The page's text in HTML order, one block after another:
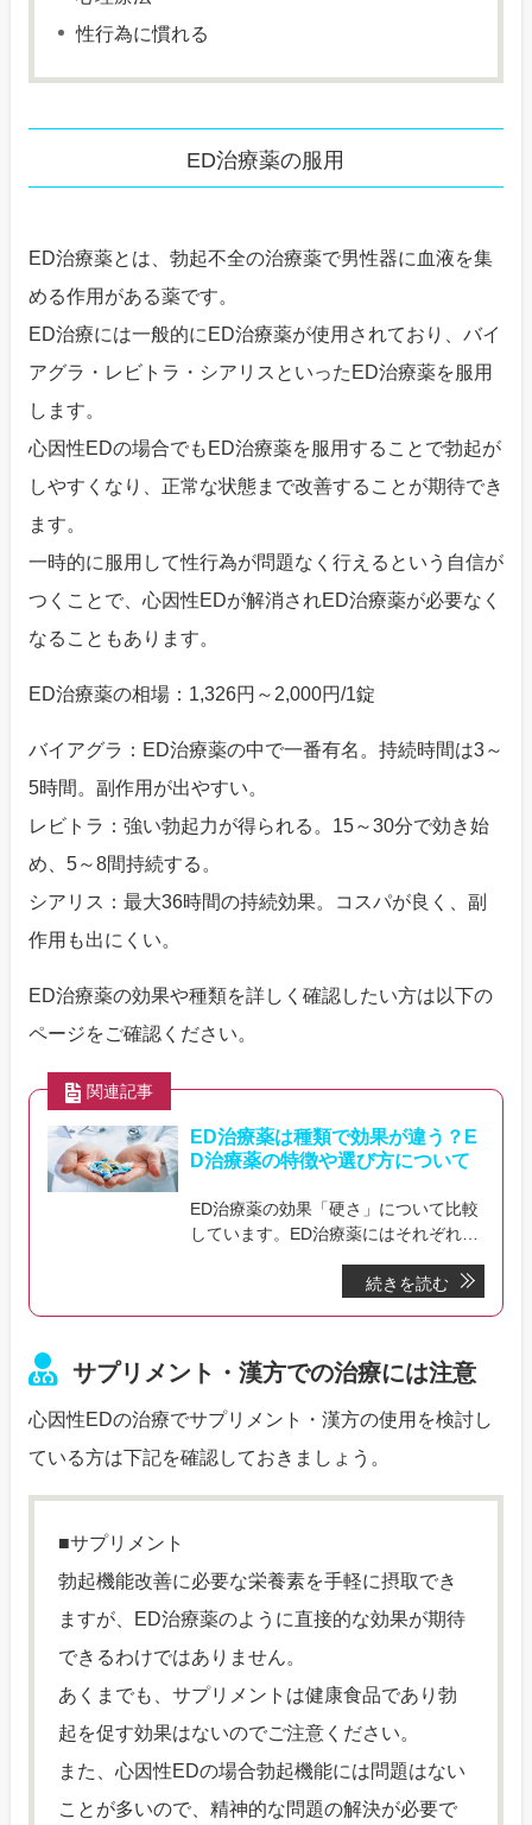
性行為に慣れる
ED治療薬の服用
ED治療薬とは、勃起不全の治療薬で男性器に血液を集
める作用がある薬です。
ED治療には一般的にED治療薬が使用されており、バイ
アグラ・レビトラ・シアリスといったED治療薬を服用
します。
心因性EDの場合でもED治療薬を服用することで勃起が
しやすくなり、正常な状態まで改善することが期待でき
ます。
一時的に服用して性行為が問題なく行えるという自信が
つくことで、心因性EDが解消されED治療薬が必要なく
なることもあります。
ED治療薬の相場：1,326円～2,000円/1錠
バイアグラ：ED治療薬の中で一番有名。持続時間は3～
5時間。副作用が出やすい。
レビトラ：強い勃起力が得られる。15～30分で効き始
め、5～8間持続する。
シアリス：最大36時間の持続効果。コスパが良く、副
作用も出にくい。
ED治療薬の効果や種類を詳しく確認したい方は以下の
ページをご確認ください。
関連記事
ED治療薬は種類で効果が違う？E
D治療薬の特徴や選び方について
ED治療薬の効果「硬さ」について比較
しています。ED治療薬にはそれぞれ特
らい違いがあるか、硬さは性行為にど
い。
続きを読む
サプリメント・漢方での治療には注意
心因性EDの治療でサプリメント・漢方の使用を検討し
ている方は下記を確認しておきましょう。
■サプリメント
勃起機能改善に必要な栄養素を手軽に摂取でき
ますが、ED治療薬のように直接的な効果が期待
できるわけではありません。
あくまでも、サプリメントは健康食品であり勃
起を促す効果はないのでご注意ください。
また、心因性EDの場合勃起機能には問題はない
ことが多いので、精神的な問題の解決が必要で